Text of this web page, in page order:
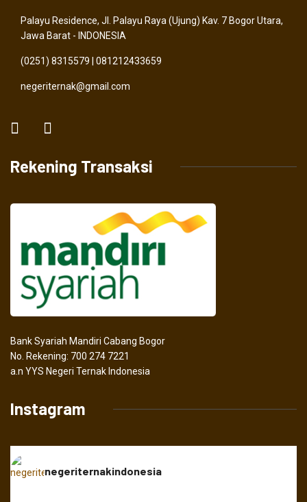
Palayu Residence, Jl. Palayu Raya (Ujung) Kav. 7 Bogor Utara,
Jawa Barat - INDONESIA
(0251) 8315579 | 081212433659
negeriternak@gmail.com
Rekening Transaksi
Bank Syariah Mandiri Cabang Bogor
No. Rekening: 700 274 7221
a.n YYS Negeri Ternak Indonesia
Instagram
negeriternakindonesia